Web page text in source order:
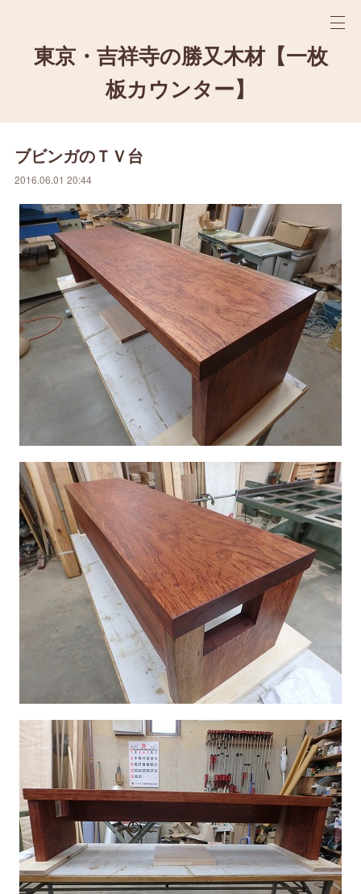
東京・吉祥寺の勝又木材【一枚
板カウンター】
ブビンガのＴＶ台
2016.06.01 20:44